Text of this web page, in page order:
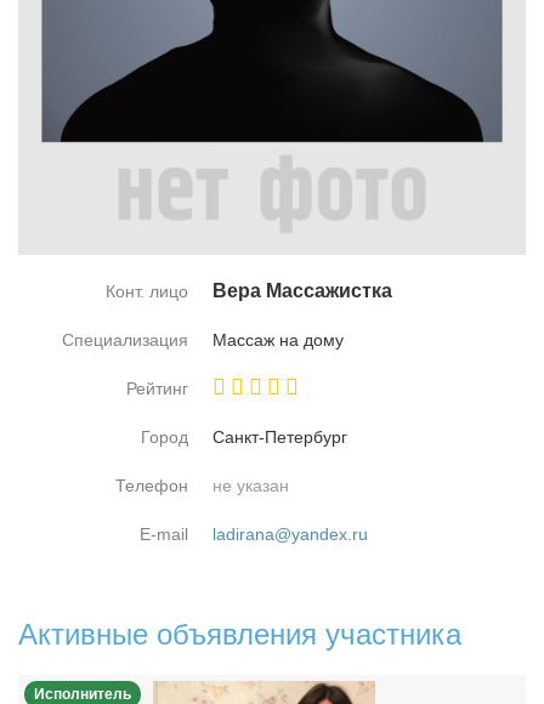
Конт. лицо Ве­ра Мас­са­жист­ка
Специализация Мас­саж на до­му
Рейтинг
Город Санкт-Пе­тер­бург
Телефон не указан
E-mail ladirana@yandex.ru
Активные объявления участника
Исполнитель